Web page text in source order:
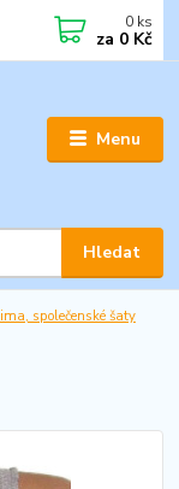
Menu
Hledat
0 ks
za 0 Kč
společenské šaty